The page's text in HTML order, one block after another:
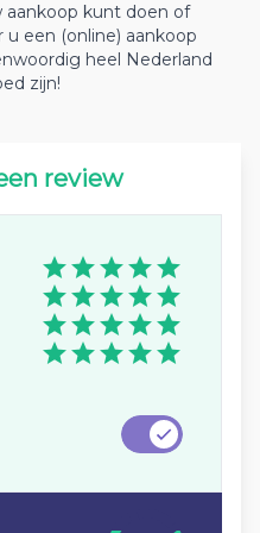
aankoop kunt doen of
een (online) aankoop
heel Nederland
zijn!
review